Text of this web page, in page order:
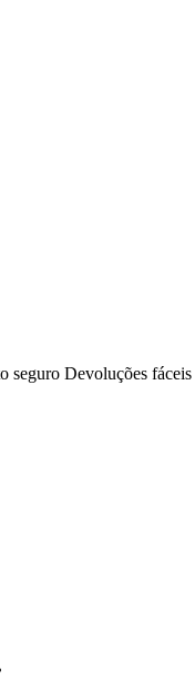
seguro Devoluções fáceis